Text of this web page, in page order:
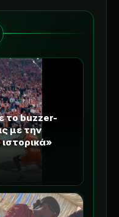
το buzzer-
με την